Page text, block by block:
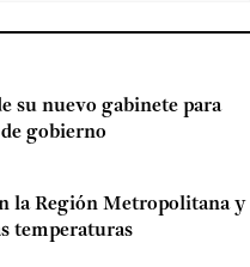
su nuevo gabinete para
gobierno
la Región Metropolitana y
temperaturas